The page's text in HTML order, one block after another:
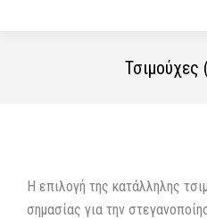
Τσιμούχες
Η επιλογή της κατάλληλης
σημασίας για την